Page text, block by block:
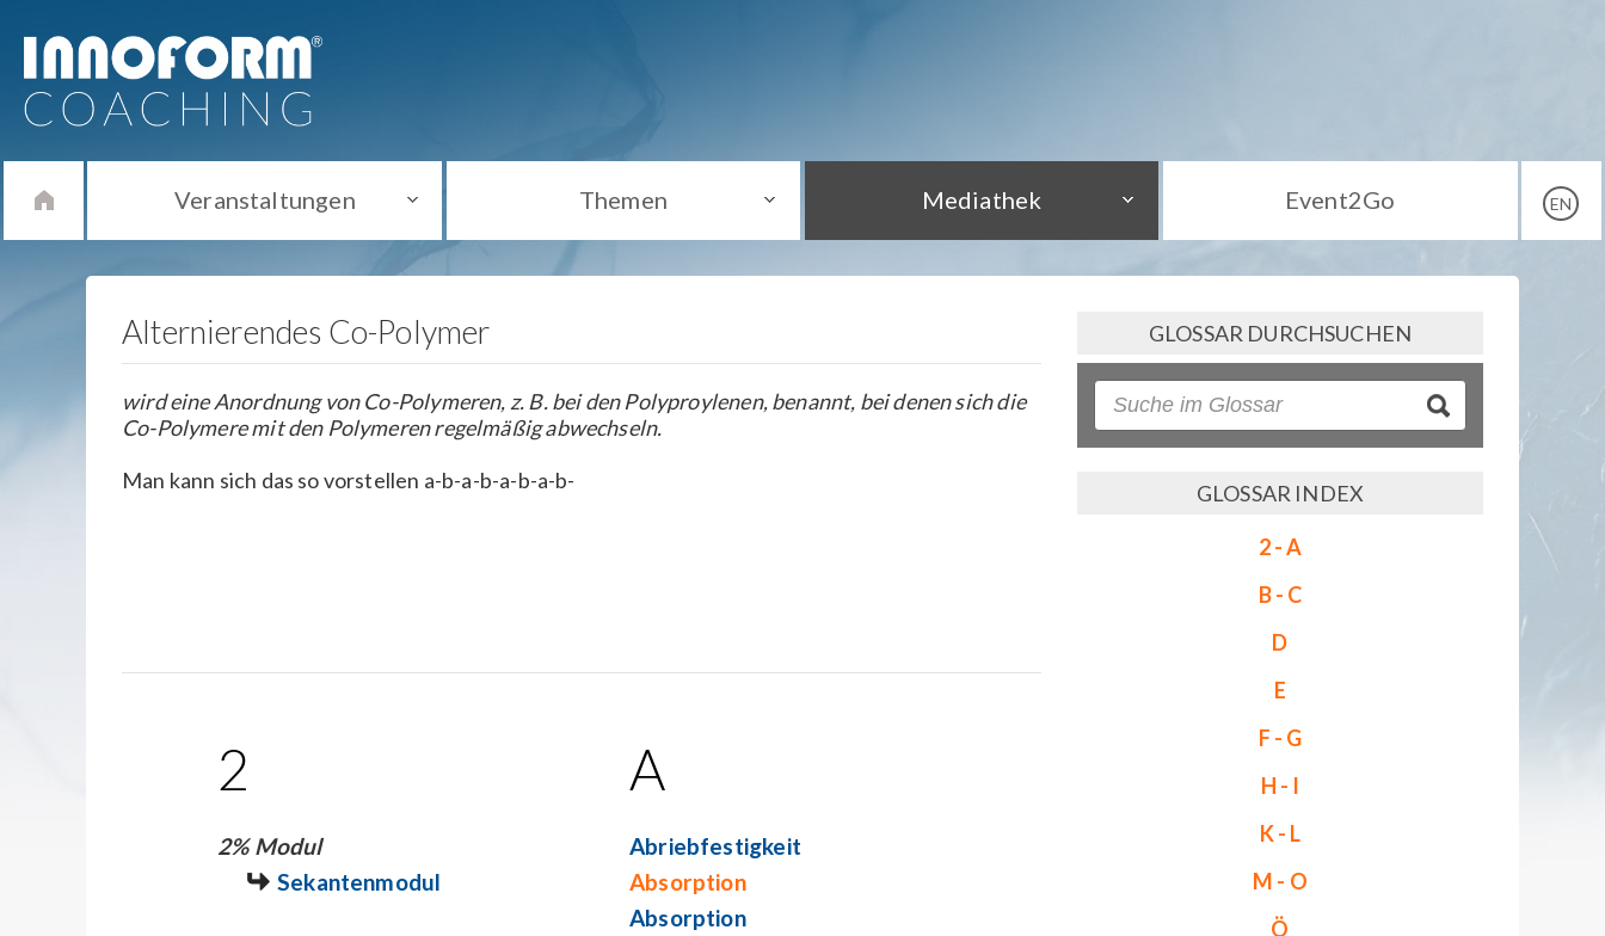
Veranstaltungen Themen Mediathek Event2Go EN
Alternierendes Co-Polymer
wird eine Anordnung von Co-Polymeren, z. B. bei den Polyproylenen, benannt, bei denen sich die
Co-Polymere mit den Polymeren regelmäßig abwechseln.
Man kann sich das so vorstellen a-b-a-b-a-b-a-b-
2
2% Modul
Sekantenmodul
A
Abriebfestigkeit
Absorption
Absorption
GLOSSAR DURCHSUCHEN
GLOSSAR INDEX
2 - A
B - C
D
E
F - G
H - I
K - L
M - O
Ö